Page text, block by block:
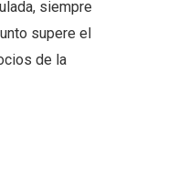
siempre
supere el
de la